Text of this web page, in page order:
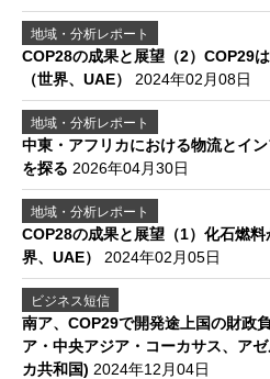
地域・分析レポート
COP28の成果と展望（2）COP29
（世界、UAE） 2024年02月08日
地域・分析レポート
中東・アフリカにおける物流とイ
を探る 2026年04月30日
地域・分析レポート
COP28の成果と展望（1）化石燃
界、UAE） 2024年02月05日
ビジネス短信
南ア、COP29で開発途上国の財政
ア・中央アジア・コーカサス、ア
カ共和国) 2024年12月04日